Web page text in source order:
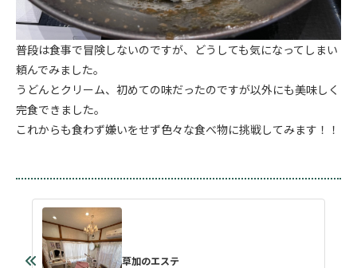
普段は食事で冒険しないのですが、どうしても気になってしまい
頼んでみました。
うどんとクリーム、初めての味だったのですが以外にも美味しく
完食できました。
これからも食わず嫌いをせず色々な食べ物に挑戦してみます！！
草加のエステ